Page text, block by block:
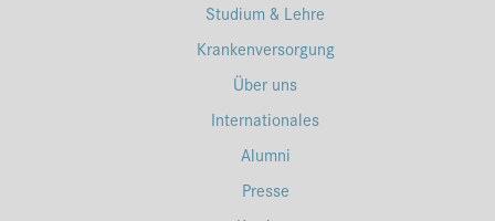
Studium & Lehre
Krankenversorgung
Über uns
Internationales
Alumni
Presse